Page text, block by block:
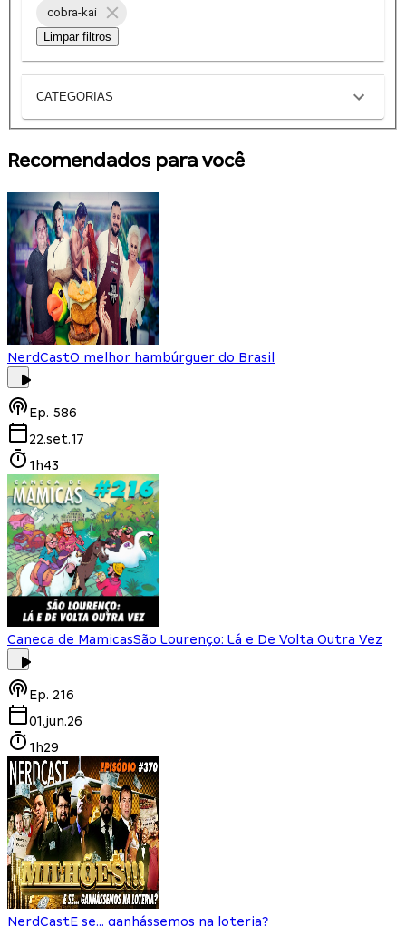
cobra-kai
Limpar filtros
CATEGORIAS
Recomendados para você
NerdCastO melhor hambúrguer do Brasil
Ep. 586
22.set.17
1h43
Caneca de MamicasSão Lourenço: Lá e De Volta Outra Vez
Ep. 216
01.jun.26
1h29
NerdCastE se... ganhássemos na loteria?